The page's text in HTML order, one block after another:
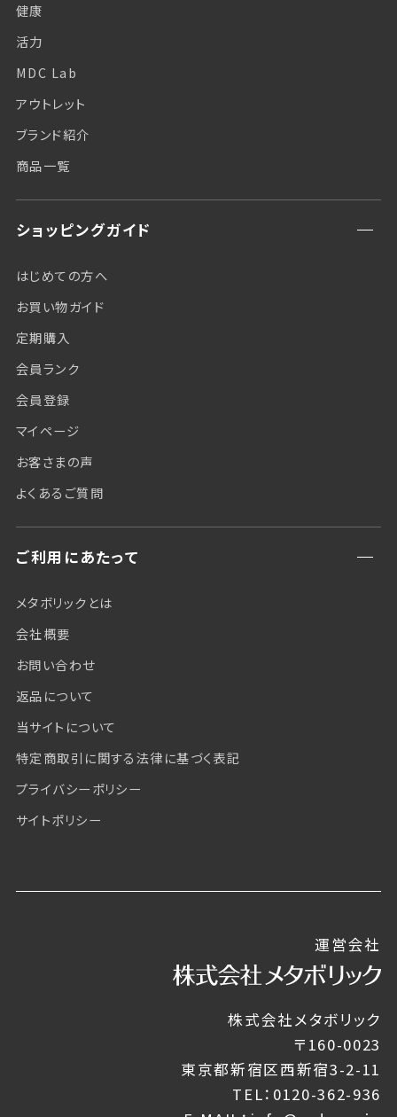
健康
活力
MDC Lab
アウトレット
ブランド紹介
商品一覧
ショッピングガイド
はじめての方へ
お買い物ガイド
定期購入
会員ランク
会員登録
マイページ
お客さまの声
よくあるご質問
ご利用にあたって
メタボリックとは
会社概要
お問い合わせ
返品について
当サイトについて
特定商取引に関する法律に基づく表記
プライバシーポリシー
サイトポリシー
運営会社
株式会社メタボリック
〒160-0023
東京都新宿区西新宿3-2-11
TEL：0120-362-936